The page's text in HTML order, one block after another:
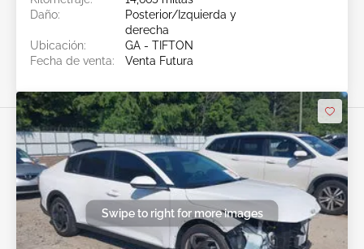
Daño:
Posterior/Izquierda y
derecha
Ubicación:
GA - TIFTON
Fecha de venta:
Venta Futura
Swipe to right for more images